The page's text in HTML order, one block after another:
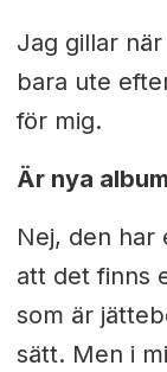
Jag gillar
bara ute
för mig.
Är nya
Nej, den har
att det finns
som är
sätt. Men i